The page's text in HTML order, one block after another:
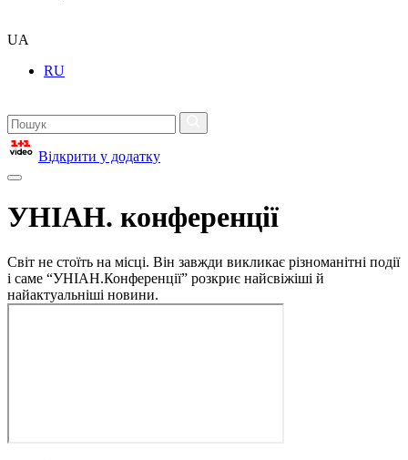
UA
RU
Відкрити у додатку
УНІАН. конференції
Світ не стоїть на місці. Він завжди викликає різноманітні події
і саме “УНІАН.Конференції” розкриє найсвіжіші й
найактуальніші новини.